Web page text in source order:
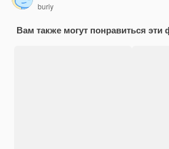
buriy
Вам также могут понравиться эти